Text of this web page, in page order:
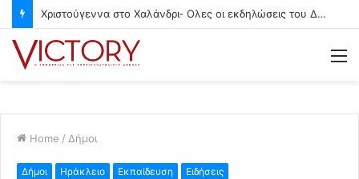
Χριστούγεννα στο Χαλάνδρι- Ολες οι εκδηλώσεις του Δήμου
Home / Δήμοι
Δήμοι Ηράκλειο Εκπαίδευση Ειδήσεις